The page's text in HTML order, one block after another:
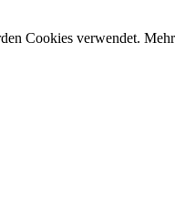
Cookies verwendet.